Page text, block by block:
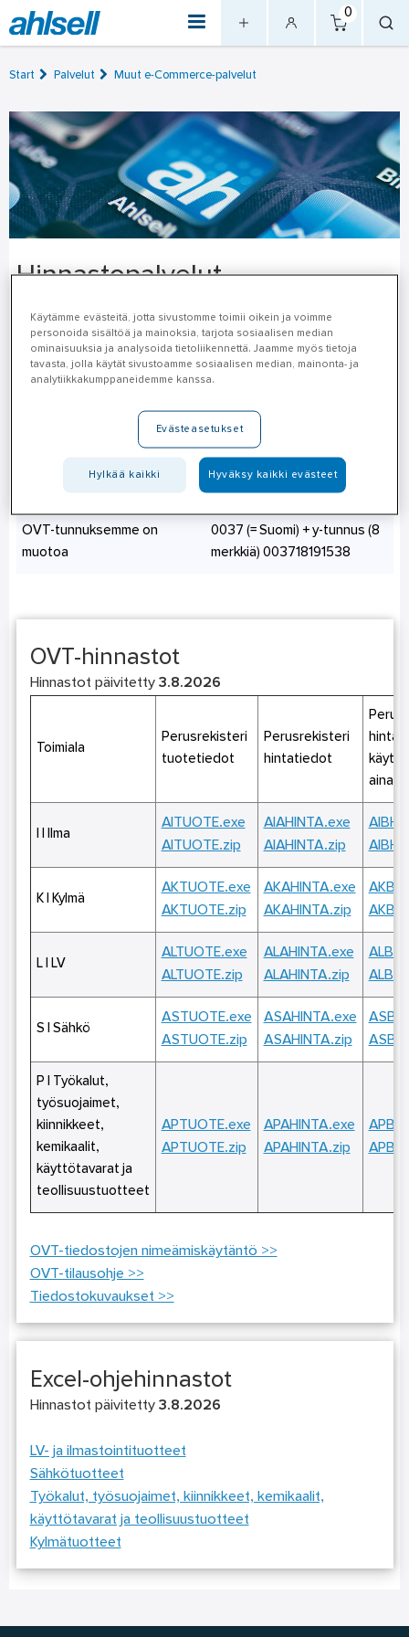
0
Start Palvelut Muut e-Commerce-palvelut
Hinnastopalvelut
Täältä voit ladata kuluvan kuukauden voimassa olevat
OVT- ja Excel listahinnastot.
Ota yhteyttä
masterdata@ahlsell.fi
OVT-tilaukset ja tekniset
e-Commerce@ahlsell.fi
OVT-tunnuksemme on
muotoa
0037 (= Suomi) + y-tunnus (8
merkkiä) 003718191538
OVT-hinnastot
Hinnastot päivitetty 3.8.2026
Toimiala
Perusrekisteri
tuotetiedot
Perusrekisteri
hintatiedot
aina 1
I | Ilma
AITUOTE.exe
AITUOTE.zip
AIAHINTA.exe
AIAHINTA.zip
K | Kylmä
AKTUOTE.exe
AKTUOTE.zip
AKAHINTA.exe
AKAHINTA.zip
L | LV
ALTUOTE.exe
ALTUOTE.zip
ALAHINTA.exe
ALAHINTA.zip
S | Sähkö
ASTUOTE.exe
ASTUOTE.zip
ASAHINTA.exe
ASAHINTA.zip
P | Työkalut,
työsuojaimet,
kiinnikkeet,
kemikaalit,
käyttötavarat ja
teollisuustuotteet
APTUOTE.exe
APTUOTE.zip
APAHINTA.exe
APAHINTA.zip
OVT-tiedostojen nimeämiskäytäntö >>
OVT-tilausohje >>
Tiedostokuvaukset >>
Excel-ohjehinnastot
Hinnastot päivitetty 3.8.2026
LV- ja ilmastointituotteet
Sähkötuotteet
Työkalut, työsuojaimet, kiinnikkeet, kemikaalit,
käyttötavarat ja teollisuustuotteet
Kylmätuotteet
Käytämme evästeitä, jotta sivustomme toimii oikein ja voimme
personoida sisältöä ja mainoksia, tarjota sosiaalisen median
ominaisuuksia ja analysoida tietoliikennettä. Jaamme myös tietoja
tavasta, jolla käytät sivustoamme sosiaalisen median, mainonta- ja
analytiikkakumppaneidemme kanssa.
Evästeasetukset
Hylkää kaikki Hyväksy kaikki evästeet